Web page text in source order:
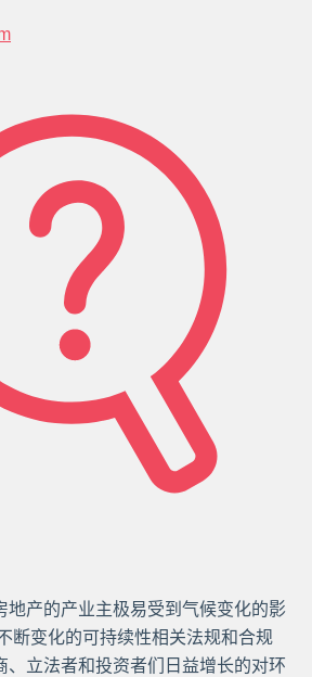
地产的产业主极易受到气候变化的影
断变化的可持续性相关法规和合规
、立法者和投资者们日益增长的对环